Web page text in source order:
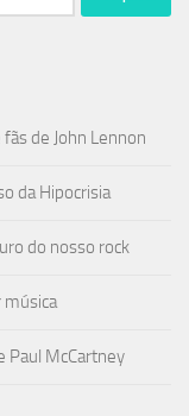
de John Lennon
da Hipocrisia
do nosso rock
música
Paul McCartney